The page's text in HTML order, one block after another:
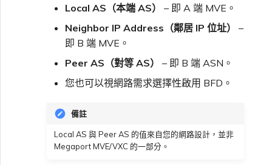
Local AS（本端 AS）
– 即 A 端 MVE。
Neighbor IP Address（鄰居 IP 位址）
–
即 B 端 MVE。
Peer AS（對等 AS）
– 即 B 端 ASN。
您也可以視網路需求選擇性啟用 BFD。
備註
Local AS 與 Peer AS 的值來自您的網路設計，並非
Megaport MVE/VXC 的一部分。